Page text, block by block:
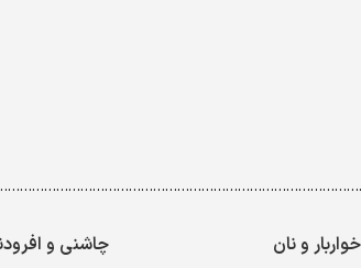
خواربار و نان چاشنی و